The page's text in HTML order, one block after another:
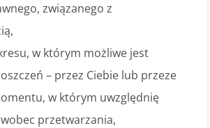
związanego z
w którym możliwe jest
– przez Ciebie lub przeze
w którym uwzględnię
przetwarzania,